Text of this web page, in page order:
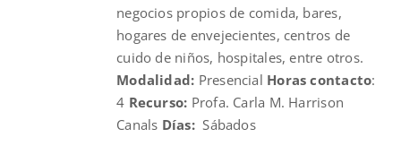
negocios propios de comida, bares,
hogares de envejecientes, centros de
cuido de niños, hospitales, entre otros.
Modalidad: Presencial Horas contacto:
4 Recurso: Profa. Carla M. Harrison
Canals Días:Sábados